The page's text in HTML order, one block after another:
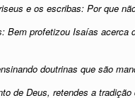
e os escribas: Por que
Bem profetizou Isaías
doutrinas que são
de Deus, retendes a